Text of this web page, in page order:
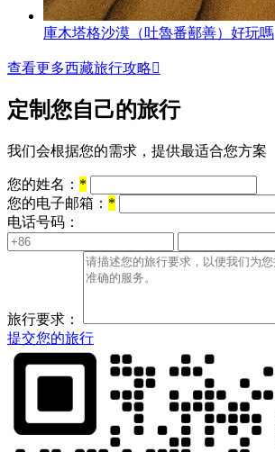
庫木塔格沙漠（吐魯番鄯善）好玩嗎
查看更多西藏旅行攻略
定制您自己的旅行
我们会根据您的需求，提供最适合您方案
您的姓名： *
您的电子邮箱： *
电话号码：
旅行要求：
提交您的旅行